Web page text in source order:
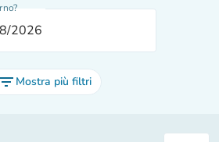
filter_list Mostra più filtri